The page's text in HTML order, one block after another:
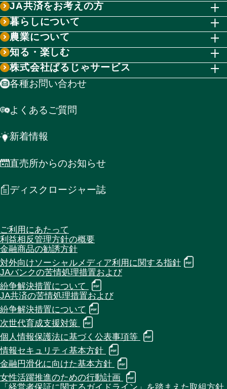
JA共済をお考えの方
暮らしについて
農業について
知る・楽しむ
株式会社ぱるじゃサービス
各種お問い合わせ
よくあるご質問
新着情報
直売所からのお知らせ
ディスクロージャー誌
ご利用にあたって
利益相反管理方針の概要
金融商品の勧誘方針
対外向けソーシャルメディア利用に関する指針
JAバンクの苦情処理措置および
紛争解決措置について
JA共済の苦情処理措置および
紛争解決措置について
次世代育成支援対策
個人情報保護法に基づく公表事項等
情報セキュリティ基本方針
金融円滑化に向けた基本方針
女性活躍推進のための行動計画